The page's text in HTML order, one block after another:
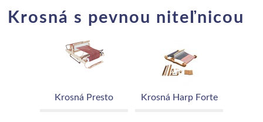
Krosná s pevnou niteľnicou
Krosná Presto Krosná Harp Forte